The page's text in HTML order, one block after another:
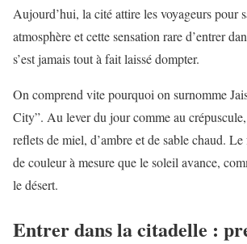
Aujourd’hui, la cité attire les voyageurs pour
atmosphère et cette sensation rare d’entrer
s’est jamais tout à fait laissé dompter.
On comprend vite pourquoi on surnomme
City”. Au lever du jour comme au
reflets de miel, d’ambre et de sable chaud.
de couleur à mesure que le soleil avance,
le désert.
Entrer dans la citadelle :